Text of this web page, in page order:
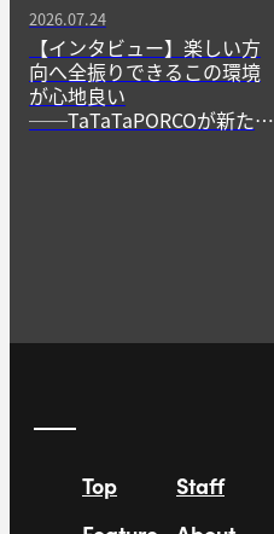
2026.07.24
【インタビュー】楽しい方
向へ全振りできるこの環境
が心地良い
──TaTaTaPORCOが新たに
Top
Staff